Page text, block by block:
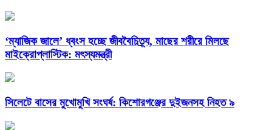
‘ম্যাজিক জালে’ ধ্বংস হচ্ছে জীববৈচিত্র্য, মাছের শরীরে মিলছে
মাইক্রোপ্লাস্টিক: মৎস্যমন্ত্রী
সিলেটে বাসের মুখোমুখি সংঘর্ষ: কিশোরগঞ্জের দুইজনসহ নিহত ৯